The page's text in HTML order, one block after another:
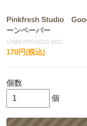
Pinkfresh Studio
ーンペーパー
17569-PFGOO12 6022
170円(税込)
個数
個